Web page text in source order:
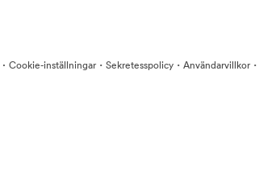
· Cookie-inställningar· Sekretesspolicy · Användarvillkor·